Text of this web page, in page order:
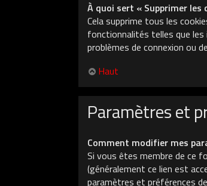
À quoi sert « Supprimer les
Cela supprime tous les
fonctionnalités telles que les
problèmes de connexion ou
Haut
Paramètres et
Comment modifier mes
Si vous êtes membre de ce
(généralement ce lien est
paramètres et préférences